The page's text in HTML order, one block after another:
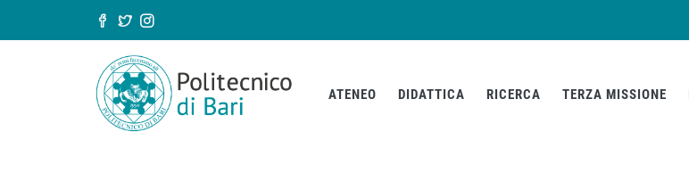
Salta al contenuto principale
Form di ricerca
ATENEO DIDATTICA RICERCA TERZA MISSIONE